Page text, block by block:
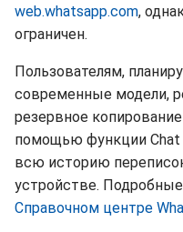
web.whatsapp.com,
ограничен.
Пользователям,
современные модели,
резервное
помощью функции Chat
всю историю
устройстве.
Справочном центре